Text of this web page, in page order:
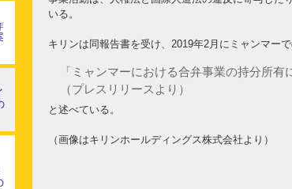
いる。
キリンは同報告書を受け、2019年2月にミャンマー
「ミャンマーにおける合弁事業の持分所
（プレスリリースより）
と述べている。
（画像はキリンホールディングス株式会社より）